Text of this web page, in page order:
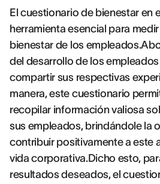
El cuestionario de bienestar en
herramienta esencial para
bienestar de los
del desarrollo de los
compartir sus respectivas
manera, este cuestionario
recopilar información valiosa
sus empleados, brindándole la
contribuir positivamente a este
vida corporativa.Dicho esto,
resultados deseados, el